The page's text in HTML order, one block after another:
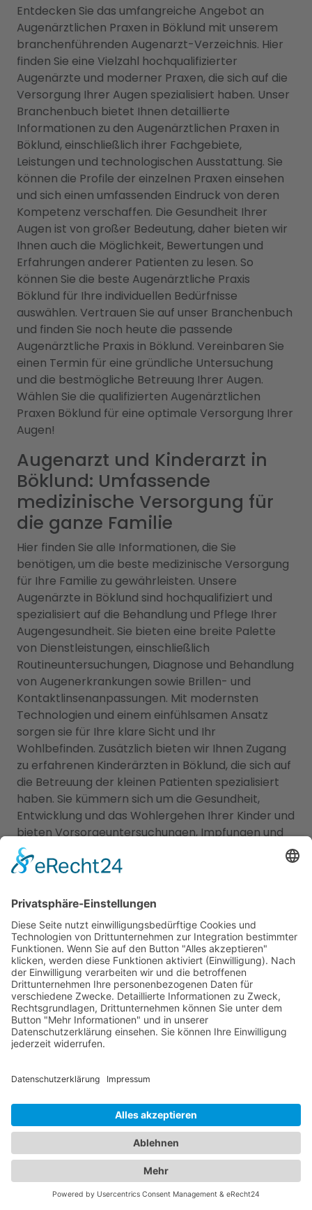
Entdecken Sie das umfangreiche Angebot an
Augenärztlichen Praxen in Böklund mit unserem
branchenführenden Augenarzt-Verzeichnis. Hier
finden Sie eine Vielzahl hochqualifizierter
Augenärzte und moderner Praxen, die sich auf die
Versorgung Ihrer Augen spezialisiert haben. Unser
Branchenbuch bietet Ihnen detaillierte
Informationen zu den Augenärztlichen Praxen in
Böklund, einschließlich ihrer Fachgebiete,
Leistungen und technologischen Ausstattung. Sie
können die Profile der einzelnen Praxen einsehen
und sich einen umfassenden Eindruck von deren
Kompetenz verschaffen. Die Gesundheit Ihrer
Augen ist von großer Bedeutung, daher bieten wir
Ihnen auch die Möglichkeit, Bewertungen und
Erfahrungen anderer Patienten zu lesen. So
können Sie die beste Augenärztliche Praxis
Böklund für Ihre individuellen Bedürfnisse
auswählen. Vertrauen Sie auf unser Branchenbuch
und finden Sie noch heute die passende
Augenärztliche Praxis in Böklund. Vereinbaren Sie
einen Termin für eine gründliche Untersuchung
und die bestmögliche Betreuung Ihrer Augen.
Wählen Sie die qualifizierten Augenärztlichen
Praxen Böklund für eine optimale Versorgung Ihrer
Augen!
Augenarzt und Kinderarzt in
Böklund: Umfassende
medizinische Versorgung für
die ganze Familie
Hier finden Sie alle Informationen, die Sie
benötigen, um die beste medizinische Versorgung
für Ihre Familie zu gewährleisten. Unsere
Augenärzte in Böklund sind hochqualifiziert und
spezialisiert auf die Behandlung und Pflege Ihrer
Augengesundheit. Sie bieten eine breite Palette
von Dienstleistungen, einschließlich
Routineuntersuchungen, Diagnose und Behandlung
von Augenerkrankungen sowie Brillen- und
Kontaktlinsenanpassungen. Mit modernsten
Technologien und einem einfühlsamen Ansatz
sorgen sie für Ihre klare Sicht und Ihr
Wohlbefinden. Zusätzlich bieten wir Ihnen Zugang
zu erfahrenen Kinderärzten in Böklund, die sich auf
die Betreuung der kleinen Patienten spezialisiert
haben. Sie kümmern sich um die Gesundheit,
Entwicklung und das Wohlergehen Ihrer Kinder und
bieten Vorsorgeuntersuchungen, Impfungen und
die Behandlung von Kinderkrankheiten an. Mit ihrer
Fachkompetenz und ihrem einfühlsamen Umgang
Ihre Familie. Vertrauen Sie auf unser
Kinderarzt Böklundzu finden. Sorgen Sie dafür, dass
die Gesundheit Ihrer Augen und die Ihrer Familie in
den besten Händen sind.
Jetzt Augenarzt finden!
Das ist nah!
Branchenbuch
Kontakt & Hilfe